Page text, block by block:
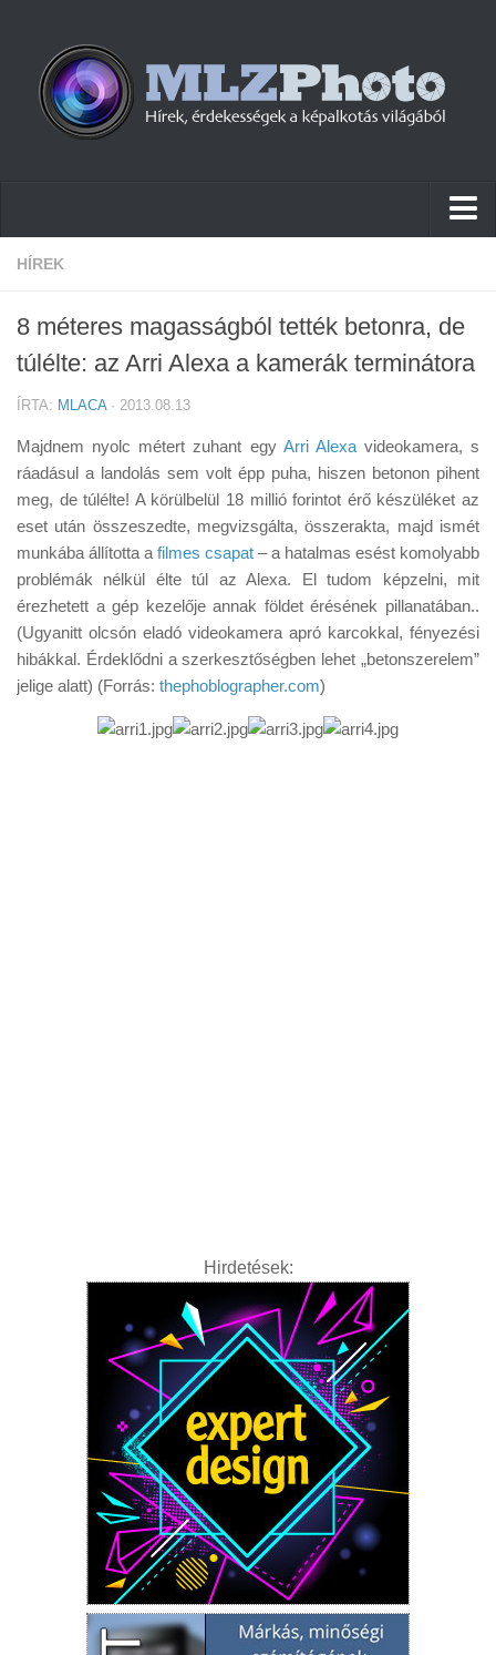
Hírek
Cikkek
Tudástár
Tanácsok
Érdekességek
Helyszíni Riport
E-BB
HÍREK
8 méteres magasságból tették betonra, de
túlélte: az Arri Alexa a kamerák terminátora
ÍRTA: MLACA· 2013.08.13
Majdnem nyolc métert zuhant egy Arri Alexavideokamera, s
ráadásul a landolás sem volt épp puha, hiszen betonon pihent
meg, de túlélte! A körülbelül 18 millió forintot érő készüléket az
eset után összeszedte, megvizsgálta, összerakta, majd ismét
munkába állította a filmes csapat – a hatalmas esést komolyabb
problémák nélkül élte túl az Alexa. El tudom képzelni, mit
érezhetett a gép kezelője annak földet érésének pillanatában..
(Ugyanitt olcsón eladó videokamera apró karcokkal, fényezési
hibákkal. Érdeklődni a szerkesztőségben lehet „betonszerelem”
jelige alatt) (Forrás: thephoblographer.com)
Hirdetések: